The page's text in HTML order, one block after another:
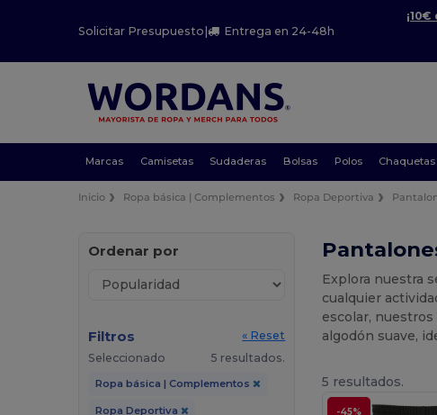
Solicitar Presupuesto | Entrega en 24-48h
Marcas Camisetas Sudaderas Bolsas Polos Chaquetas
Inicio Ropa básica | Complementos Ropa Deportiva
Ordenar por
Filtros
« Reset
Seleccionado
5 resultados.
Ropa básica | Complementos
Ropa Deportiva
Explora nuestra
cualquier
escolar,
algodón suave,
5 resultados.
-45%